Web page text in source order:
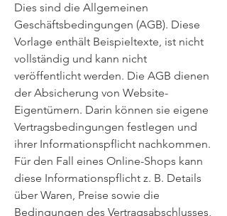
Dies sind die Allgemeinen
Geschäftsbedingungen (AGB). Diese
Vorlage enthält Beispieltexte, ist nicht
vollständig und kann nicht
veröffentlicht werden. Die AGB dienen
der Absicherung von Website-
Eigentümern. Darin können sie eigene
Vertragsbedingungen festlegen und
ihrer Informationspflicht nachkommen.
Für den Fall eines Online-Shops kann
diese Informationspflicht z. B. Details
über Waren, Preise sowie die
Bedingungen des Vertragsabschlusses,